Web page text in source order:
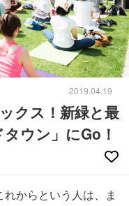
2019.04.19
クス！新緑と最
ウン」にGo！
からという人は、ま